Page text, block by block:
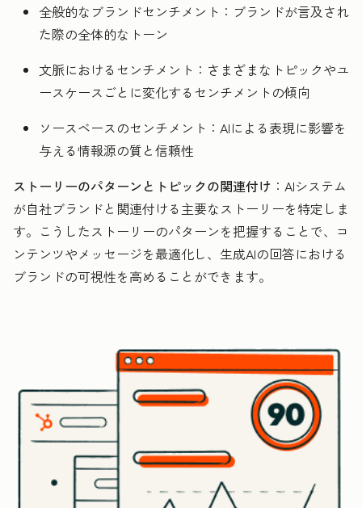
全般的なブランドセンチメント：ブランドが言及され
た際の全体的なトーン
文脈におけるセンチメント：さまざまなトピックやユ
ースケースごとに変化するセンチメントの傾向
ソースベースのセンチメント：AIによる表現に影響を
与える情報源の質と信頼性
ストーリーのパターンとトピックの関連付け ：AIシステム
が自社ブランドと関連付ける主要なストーリーを特定しま
す。こうしたストーリーのパターンを把握することで、コ
ンテンツやメッセージを最適化し、生成AIの回答における
ブランドの可視性を高めることができます。